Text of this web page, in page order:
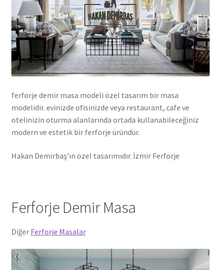
ferforje demir masa modeli özel tasarım bir masa
modelidir. evinizde ofisinizde veya restaurant, cafe ve
otelinizin oturma alanlarında ortada kullanabileceğiniz
modern ve estetik bir ferforje üründür.
Hakan Demirbaş’ın özel tasarımıdır. İzmir Ferforje
Ferforje Demir Masa
Diğer Ferforje Masalar